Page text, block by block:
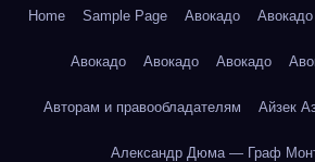
Home Sample Page Авокадо Авокадо
Авокадо Авокадо Авокадо
Авторам и правообладателям Айзек
Александр Дюма — Граф